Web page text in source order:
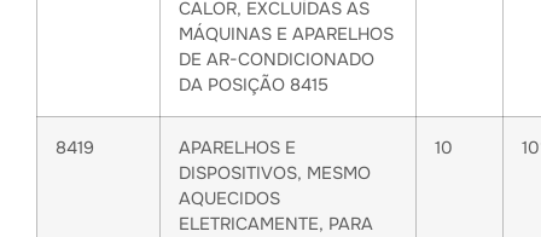
CALOR, EXCLUÍDAS AS
MÁQUINAS E APARELHOS
DE AR-CONDICIONADO
DA POSIÇÃO 8415
8419
APARELHOS E
DISPOSITIVOS, MESMO
AQUECIDOS
ELETRICAMENTE, PARA
10